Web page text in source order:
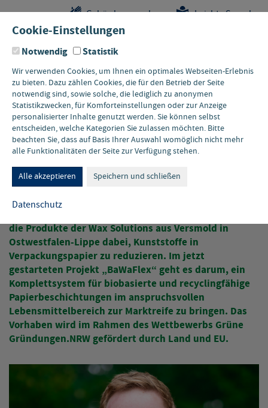
Kontakt
Gebärdensprache Leichte Sprache
BAWAFLEX
Papier ohne Plastik
die Produkte der Wax Solutions aus Versmold in
Ostwestfalen-Lippe dabei, Kunststoffe in
Verpackungspapier zu reduzieren. Im jetzt
gestarteten Projekt „BaWaFlex“ geht es darum, ein
Komplettsystem für biobasierte und recyclingfähige
Papierbeschichtungen im anspruchsvollen
Lebensmittelbereich zur Marktreife zu bringen. Das
Vorhaben wird im Rahmen des Wettbewerbs Grüne
Gründungen.NRW gefördert durch Land und EU.
Cookie-Einstellungen
Notwendig Statistik
Wir verwenden Cookies, um Ihnen ein optimales Webseiten-Erlebnis
zu bieten. Dazu zählen Cookies, die für den Betrieb der Seite
notwendig sind, sowie solche, die lediglich zu anonymen
Statistikzwecken, für Komforteinstellungen oder zur Anzeige
personalisierter Inhalte genutzt werden. Sie können selbst
entscheiden, welche Kategorien Sie zulassen möchten. Bitte
beachten Sie, dass auf Basis Ihrer Auswahl womöglich nicht mehr
alle Funktionalitäten der Seite zur Verfügung stehen.
Alle akzeptieren Speichern und schließen
Datenschutz